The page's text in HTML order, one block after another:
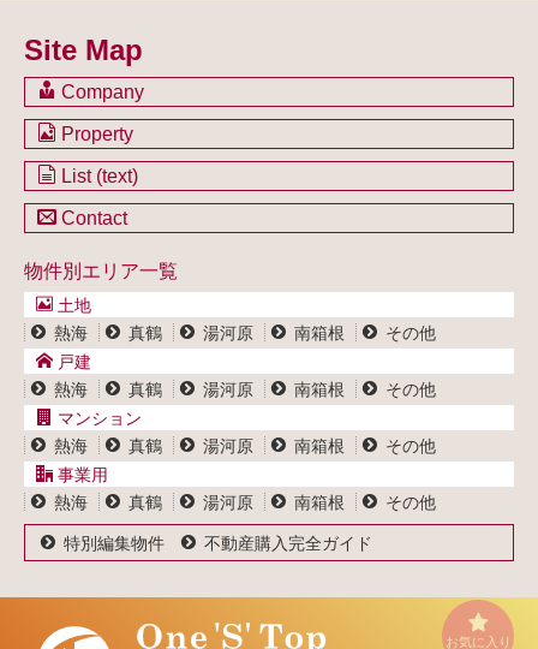
Site Map
Company
会社のご案内
不動産を売却したい方
不動産買取システム
Property
土地一覧
マンション一覧
事業用物件一覧
List (text)
土地一覧
マンション一覧
事業用物件一覧
Contact
ブログ
プライバシーポリシー
サイトポリシー
物件別エリア一覧
土地
熱海
真鶴 湯河原 南箱根
その他
戸建
熱海
真鶴 湯河原 南箱根
その他
マンション
熱海
真鶴 湯河原 南箱根
その他
事業用
熱海
真鶴 湯河原 南箱根 その他
特別編集物件 不動産購入完全ガイド
お気に入り